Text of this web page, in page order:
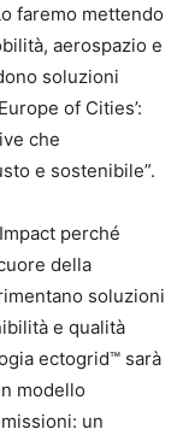
faremo mettendo
aerospazio e
soluzioni
of Cities’:
che
e sostenibile”.
perché
della
soluzioni
e qualità
ectogrid™ sarà
modello
un